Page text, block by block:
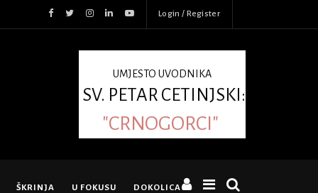
Login / Register
UMJESTO UVODNIKA
SV. PETAR CETINJSKI:
"CRNOGORCI"
ŠKRINJA U FOKUSU DOKOLICA